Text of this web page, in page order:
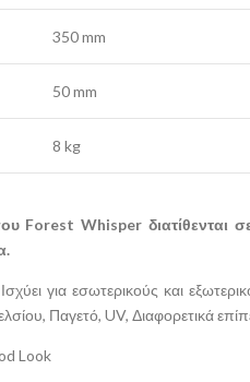
350 mm
50 mm
8 kg
Forest Whisper διατίθενται
για εσωτερικούς και
Παγετό, UV, Διαφορετικά
Look